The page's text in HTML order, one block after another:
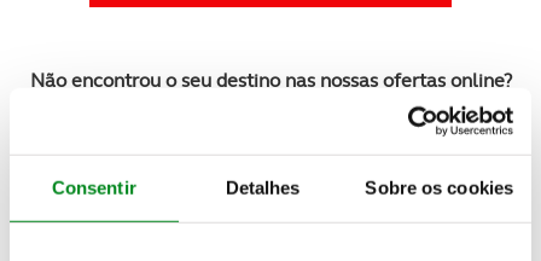
Consentir Detalhes Sobre os cookies
Não encontrou o seu destino nas nossas ofertas online?
Temos mais viagens e experiências à sua espera.Contacte-
Veja também